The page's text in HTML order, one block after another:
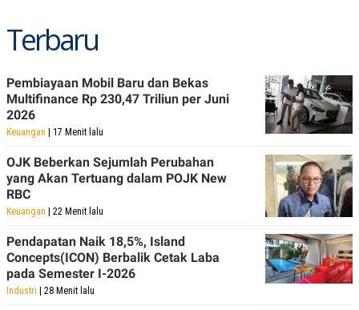
Terbaru
Pembiayaan Mobil Baru dan Bekas
Multifinance Rp 230,47 Triliun per Juni
2026
Keuangan | 17 Menit lalu
OJK Beberkan Sejumlah Perubahan
yang Akan Tertuang dalam POJK New
RBC
Keuangan | 22 Menit lalu
Pendapatan Naik 18,5%, Island
Concepts(ICON) Berbalik Cetak Laba
pada Semester I-2026
Industri | 28 Menit lalu